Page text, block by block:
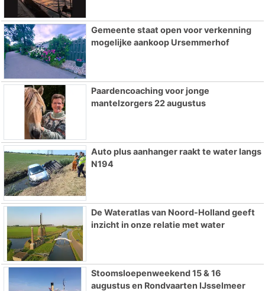
Gemeente staat open voor verkenning
mogelijke aankoop Ursemmerhof
Paardencoaching voor jonge
mantelzorgers 22 augustus
Auto plus aanhanger raakt te water langs
N194
De Wateratlas van Noord-Holland geeft
inzicht in onze relatie met water
Stoomsloepenweekend 15 & 16
augustus en Rondvaarten IJsselmeer